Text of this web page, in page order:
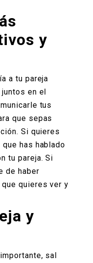
y
a tu pareja
en el
tus
que sepas
Si quieres
has hablado
tu pareja. Si
de haber
quieres ver y
y
sal